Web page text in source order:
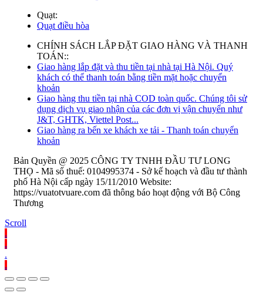
Quạt:
Quạt điều hòa
CHÍNH SÁCH LẮP ĐẶT GIAO HÀNG VÀ THANH
TOÁN::
Giao hàng lắp đặt và thu tiền tại nhà tại Hà Nội. Quý
khách có thể thanh toán bằng tiền mặt hoặc chuyển
khoản
Giao hàng thu tiền tại nhà COD toàn quốc. Chúng tôi sử
dụng dịch vụ giao nhận của các đơn vị vận chuyển như
J&T, GHTK, Viettel Post...
Giao hàng ra bến xe khách xe tải - Thanh toán chuyển
khoản
Bản Quyền @ 2025 CÔNG TY TNHH ĐẦU TƯ LONG
THỌ - Mã số thuế: 0104995374 - Sở kế hoạch và đầu tư thành
phố Hà Nội cấp ngày 15/11/2010 Website:
https://vuatotvuare.com đã thông báo hoạt động với Bộ Công
Thương
Scroll
.
.
.
.